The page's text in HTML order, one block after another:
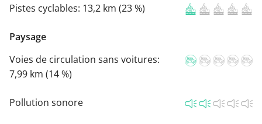
Pistes cyclables: 13,2 km (23 %)
Paysage
Voies de circulation sans voitures:
7,99 km (14 %)
Pollution sonore